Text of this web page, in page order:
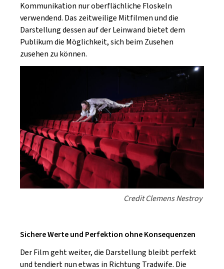
Kommunikation nur oberflächliche Floskeln
verwendend. Das zeitweilige Mitfilmen und die
Darstellung dessen auf der Leinwand bietet dem
Publikum die Möglichkeit, sich beim Zusehen
zusehen zu können.
Credit Clemens Nestroy
Sichere Werte und Perfektion ohne Konsequenzen
Der Film geht weiter, die Darstellung bleibt perfekt
und tendiert nun etwas in Richtung Tradwife. Die